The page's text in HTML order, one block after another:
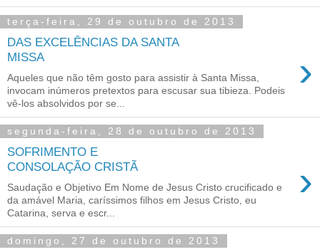
terça-feira, 29 de outubro de 2013
DAS EXCELÊNCIAS DA SANTA
MISSA
›
Aqueles que não têm gosto para assistir à Santa Missa,
invocam inúmeros pretextos para escusar sua tibieza. Podeis
vê-los absolvidos por se...
segunda-feira, 28 de outubro de 2013
SOFRIMENTO E
CONSOLAÇÃO CRISTÃ
›
Saudação e Objetivo Em Nome de Jesus Cristo crucificado e
da amável Maria, caríssimos filhos em Jesus Cristo, eu
Catarina, serva e escr...
domingo, 27 de outubro de 2013